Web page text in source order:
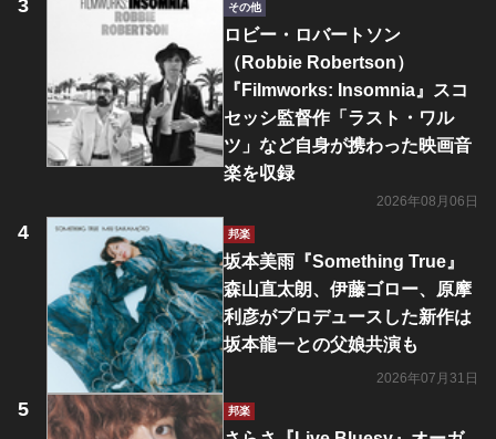
その他
ロビー・ロバートソン
（Robbie Robertson）
『Filmworks: Insomnia』スコ
セッシ監督作「ラスト・ワル
ツ」など自身が携わった映画音
楽を収録
2026年08月06日
邦楽
坂本美雨『Something True』
森山直太朗、伊藤ゴロー、原摩
利彦がプロデュースした新作は
坂本龍一との父娘共演も
2026年07月31日
邦楽